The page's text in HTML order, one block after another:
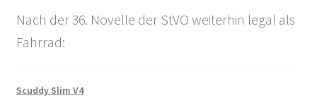
Nach der 36. Novelle der StVO weiterhin legal als
Fahrrad:
Scuddy Slim V4